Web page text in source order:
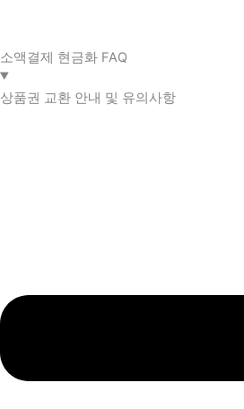
소액결제 현금화 FAQ​
상품권 교환 안내 및 유의사항